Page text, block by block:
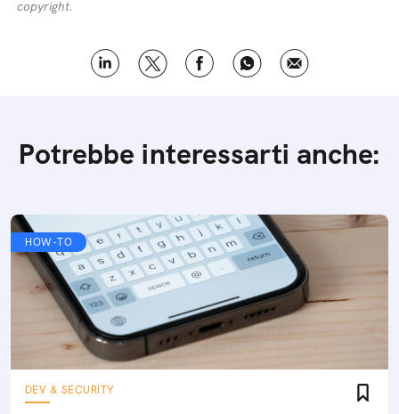
copyright.
Potrebbe interessarti anche:
HOW-TO
DEV & SECURITY